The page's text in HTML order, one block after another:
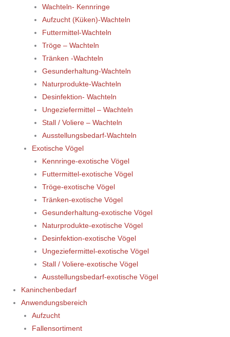
Wachteln- Kennringe
Aufzucht (Küken)-Wachteln
Futtermittel-Wachteln
Tröge – Wachteln
Tränken -Wachteln
Gesunderhaltung-Wachteln
Naturprodukte-Wachteln
Desinfektion- Wachteln
Ungeziefermittel – Wachteln
Stall / Voliere – Wachteln
Ausstellungsbedarf-Wachteln
Exotische Vögel
Kennringe-exotische Vögel
Futtermittel-exotische Vögel
Tröge-exotische Vögel
Tränken-exotische Vögel
Gesunderhaltung-exotische Vögel
Naturprodukte-exotische Vögel
Desinfektion-exotische Vögel
Ungeziefermittel-exotische Vögel
Stall / Voliere-exotische Vögel
Ausstellungsbedarf-exotische Vögel
Kaninchenbedarf
Anwendungsbereich
Aufzucht
Fallensortiment